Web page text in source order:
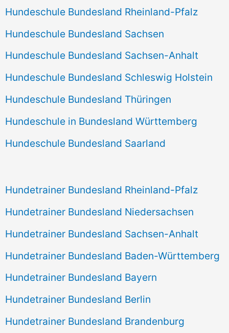
Hundeschule Bundesland Rheinland-Pfalz
Hundeschule Bundesland Sachsen
Hundeschule Bundesland Sachsen-Anhalt
Hundeschule Bundesland Schleswig Holstein
Hundeschule Bundesland Thüringen
Hundeschule in Bundesland Württemberg
Hundeschule Bundesland Saarland
Hundetrainer Bundesland Rheinland-Pfalz
Hundetrainer Bundesland Niedersachsen
Hundetrainer Bundesland Sachsen-Anhalt
Hundetrainer Bundesland Baden-Württemberg
Hundetrainer Bundesland Bayern
Hundetrainer Bundesland Berlin
Hundetrainer Bundesland Brandenburg